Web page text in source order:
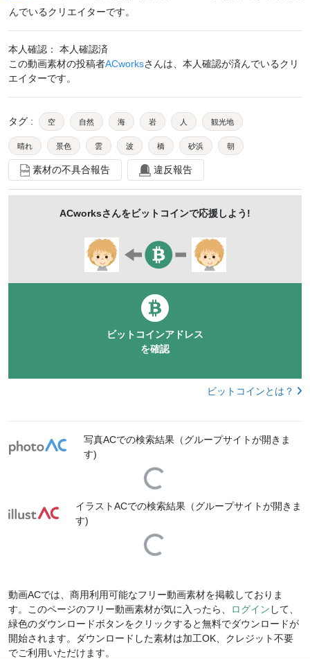
んでいるクリエイターです。
本人確認： 本人確認済
この動画素材の投稿者ACworksさんは、本人確認が済んでいるクリ
エイターです。
タグ : 空 自然 海 岩 人 観光地
晴れ 景色 雲 波 橋 砂浜 朝
浜辺 昼 波打ち際 ランドマーク
観光客 ブリッジ サンフランシスコ
ゴールデンゲートブリッジ フィックス sanfranciscomac
素材の不具合報告 違反報告
ACworksさんをビットコインで応援しよう!
ビットコインアドレス
を確認
ビットコインとは？
写真ACでの検索結果（グループサイトが開きま
す)
Loading...
イラストACでの検索結果（グループサイトが開きま
す)
Loading...
動画ACでは、商用利用可能なフリー動画素材を掲載しておりま
す。このページのフリー動画素材が気に入ったら、
ログイン して、
緑色のダウンロードボタンをクリックすると無料でダウンロードが
開始されます。ダウンロードした素材は加工OK、クレジット不要
でご利用いただけます。